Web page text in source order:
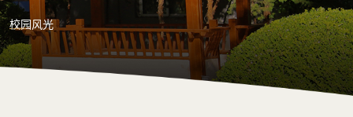
校园风光